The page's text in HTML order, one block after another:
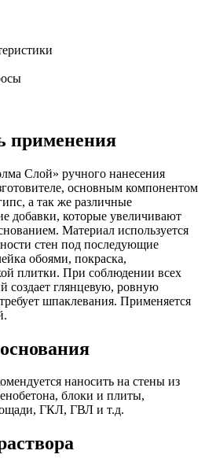
применения
Слой» ручного нанесения
основным компонентом
а так же различные
добавки, которые увеличивают
Материал используется
стен под последующие
обоями, покраска,
плитки. При соблюдении всех
создает глянцевую, ровную
шпаклевания. Применяется
наносить на стены из
блоки и плиты,
ГКЛ, ГВЛ и т.д.